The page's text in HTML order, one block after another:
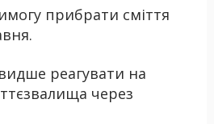
прибрати сміття
реагувати на
через